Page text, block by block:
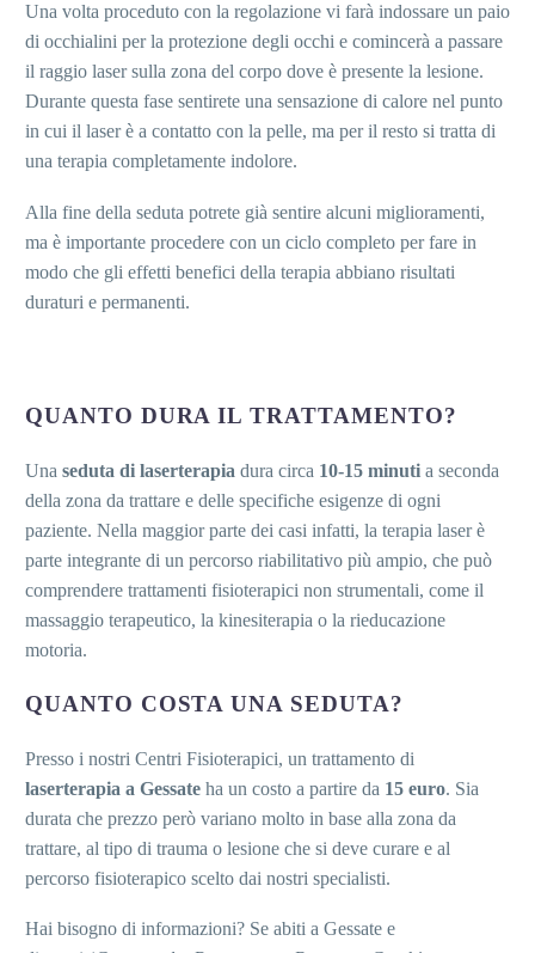
Una volta proceduto con la regolazione vi farà indossare un paio
di occhialini per la protezione degli occhi e comincerà a passare
il raggio laser sulla zona del corpo dove è presente la lesione.
Durante questa fase sentirete una sensazione di calore nel punto
in cui il laser è a contatto con la pelle, ma per il resto si tratta di
una terapia completamente indolore.
Alla fine della seduta potrete già sentire alcuni miglioramenti,
ma è importante procedere con un ciclo completo per fare in
modo che gli effetti benefici della terapia abbiano risultati
duraturi e permanenti.
QUANTO DURA IL TRATTAMENTO?
Una seduta di laserterapia dura circa 10-15 minuti a seconda
della zona da trattare e delle specifiche esigenze di ogni
paziente. Nella maggior parte dei casi infatti, la terapia laser è
parte integrante di un percorso riabilitativo più ampio, che può
comprendere trattamenti fisioterapici non strumentali, come il
massaggio terapeutico, la kinesiterapia o la rieducazione
motoria.
QUANTO COSTA UNA SEDUTA?
Presso i nostri Centri Fisioterapici, un trattamento di
laserterapia a Gessate ha un costo a partire da 15 euro. Sia
durata che prezzo però variano molto in base alla zona da
trattare, al tipo di trauma o lesione che si deve curare e al
percorso fisioterapico scelto dai nostri specialisti.
Hai bisogno di informazioni? Se abiti a Gessate e